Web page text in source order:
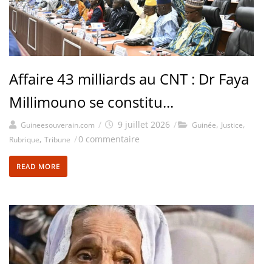
Affaire 43 milliards au CNT : Dr Faya
Millimouno se constitu...
Guineesouverain.com / 9 juillet 2026 / Guinée, Justice,
Rubrique, Tribune /0 commentaire
READ MORE